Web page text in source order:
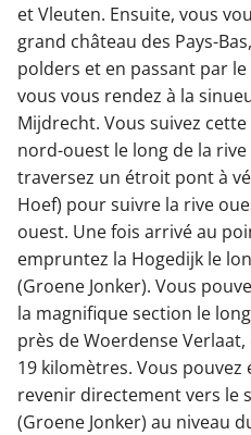
et Vleuten. Ensuite, vous
grand château des Pays-
polders et en passant par
vous vous rendez à la
Mijdrecht. Vous suivez
nord-ouest le long de la
traversez un étroit pont à
Hoef) pour suivre la rive
ouest. Une fois arrivé au
empruntez la Hogedijk le
(Groene Jonker). Vous
la magnifique section le
près de Woerdense
19 kilomètres. Vous
revenir directement vers le
(Groene Jonker) au niveau